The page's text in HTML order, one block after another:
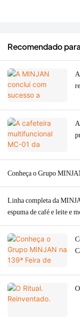
Recomendado
Conheça o Grupo
Linha completa da
espuma de café e leite e